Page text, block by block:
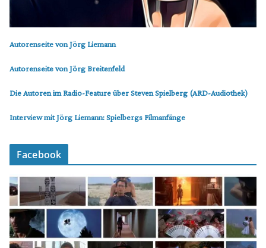
Autorenseite von Jörg Liemann
Autorenseite von Jörg Breitenfeld
Die Autoren im Radio-Feature über Steven Spielberg (ARD-Audiothek)
Interview mit Jörg Liemann: Spielbergs Filmanfänge
Facebook